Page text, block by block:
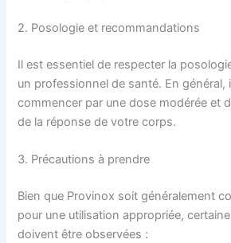
2. Posologie et recommandations
Il est essentiel de respecter la
un professionnel de santé. En général,
commencer par une dose modérée et
de la réponse de votre corps.
3. Précautions à prendre
Bien que Provinox soit généralement
pour une utilisation appropriée,
doivent être observées :